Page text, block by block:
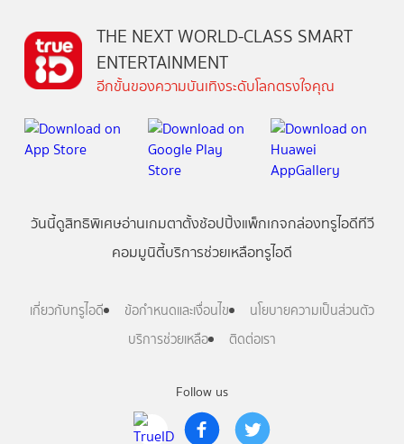
Follow us
THE NEXT WORLD-CLASS SMART
ENTERTAINMENT
อีกขั้นของความบันเทิงระดับโลกตรงใจคุณ
วันนี้ดูสิทธิพิเศษอ่านเกมตาตั้งช้อปปิ้งแพ็กเกจกล่องทรูไอดีทีวี
คอมมูนิตี้บริการช่วยเหลือทรูไอดี
เกี่ยวกับทรูไอดี ข้อกำหนดและเงื่อนไข
นโยบายความเป็นส่วนตัว
บริการช่วยเหลือ
ติดต่อเรา